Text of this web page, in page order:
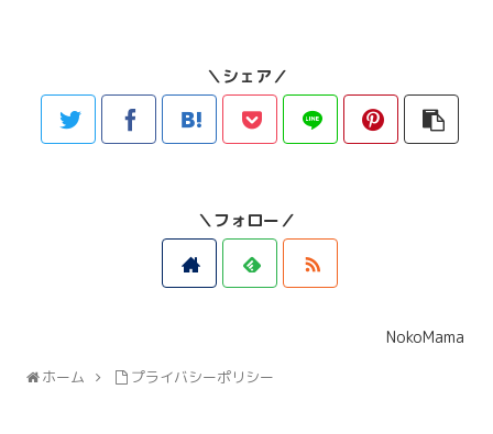
＼シェア／
＼フォロー／
NokoMama
ホーム プライバシーポリシー